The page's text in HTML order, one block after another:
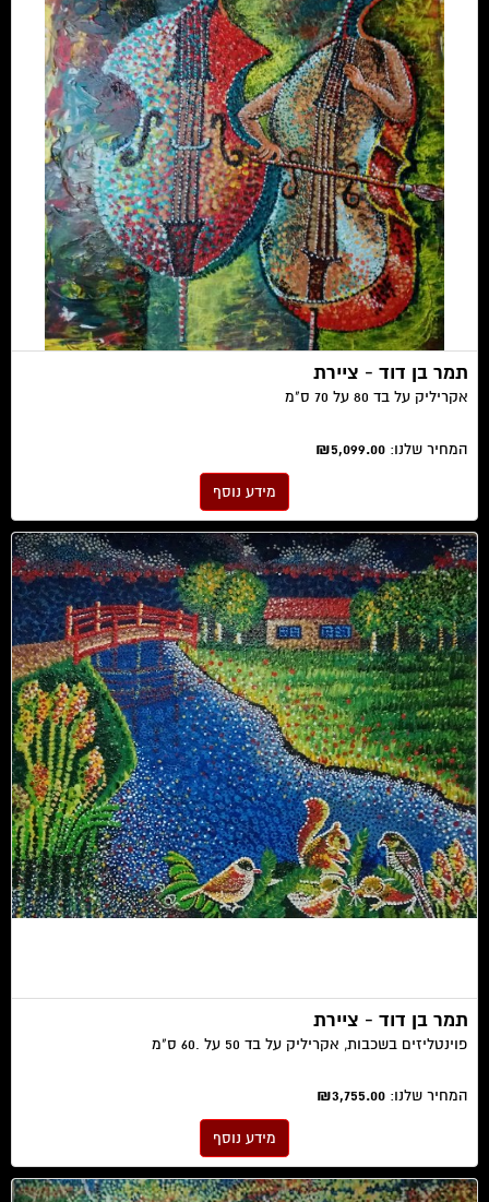
תמר בן דוד - ציירת
אקריליק על בד 80 על 70 ס"מ
המחיר שלנו: ₪5,099.00
מידע נוסף
תמר בן דוד - ציירת
פוינטליזים בשכבות, אקריליק על בד 50 על .60 ס"מ
המחיר שלנו: ₪3,755.00
מידע נוסף